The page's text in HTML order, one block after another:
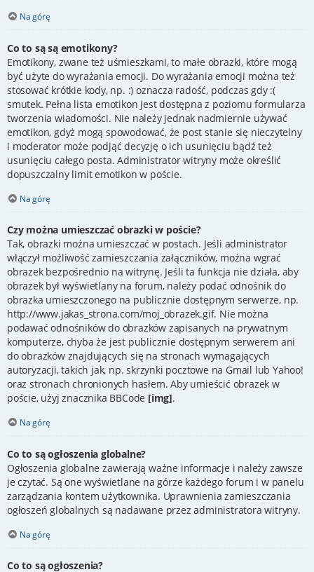
Na górę
Co to są są emotikony?
Emotikony, zwane też uśmieszkami, to małe obrazki, które mogą
być użyte do wyrażania emocji. Do wyrażania emocji można też
stosować krótkie kody, np. :) oznacza radość, podczas gdy :(
smutek. Pełna lista emotikon jest dostępna z poziomu formularza
tworzenia wiadomości. Nie należy jednak nadmiernie używać
emotikon, gdyż mogą spowodować, że post stanie się nieczytelny
i moderator może podjąć decyzję o ich usunięciu bądź też
usunięciu całego posta. Administrator witryny może określić
dopuszczalny limit emotikon w poście.
Na górę
Czy można umieszczać obrazki w poście?
Tak, obrazki można umieszczać w postach. Jeśli administrator
włączył możliwość zamieszczania załączników, można wgrać
obrazek bezpośrednio na witrynę. Jeśli ta funkcja nie działa, aby
obrazek był wyświetlany na forum, należy podać odnośnik do
obrazka umieszczonego na publicznie dostępnym serwerze, np.
http://www.jakas_strona.com/moj_obrazek.gif. Nie można
podawać odnośników do obrazków zapisanych na prywatnym
komputerze, chyba że jest publicznie dostępnym serwerem ani
do obrazków znajdujących się na stronach wymagających
autoryzacji, takich jak, np. skrzynki pocztowe na Gmail lub Yahoo!
oraz stronach chronionych hasłem. Aby umieścić obrazek w
poście, użyj znacznika BBCode [img].
Na górę
Co to są ogłoszenia globalne?
Ogłoszenia globalne zawierają ważne informacje i należy zawsze
je czytać. Są one wyświetlane na górze każdego forum i w panelu
zarządzania kontem użytkownika. Uprawnienia zamieszczania
ogłoszeń globalnych są nadawane przez administratora witryny.
Na górę
Co to są ogłoszenia?